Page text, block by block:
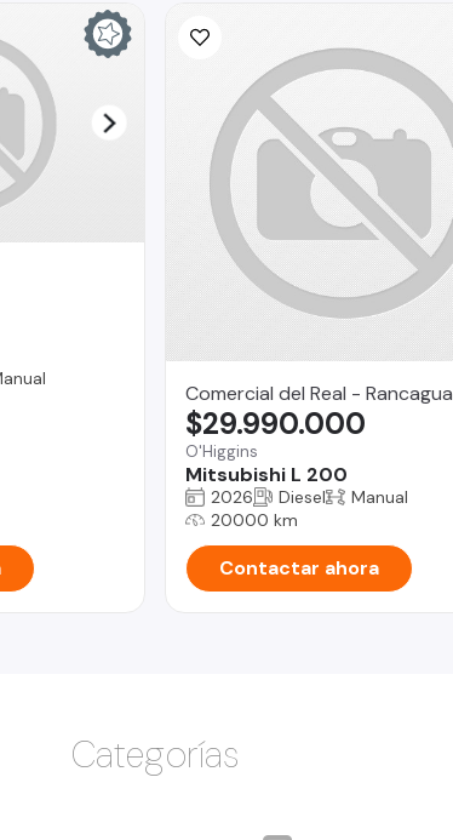
Comercial del Real - Rancagua
O'Higgins
Mitsubishi L 200
$29.990.000
2026 Diesel
Manual
20000 km
Contactar ahora
Categorías